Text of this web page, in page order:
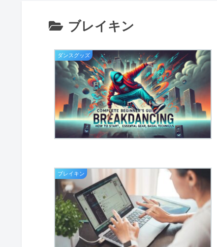
ブレイキン
ダンスグッズ
ブレイキン